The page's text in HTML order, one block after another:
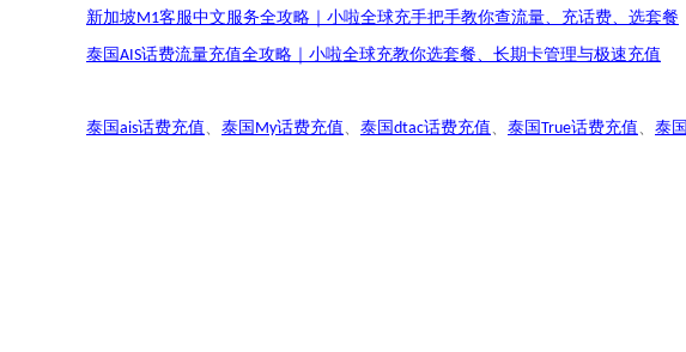
新加坡M1客服中文服务全攻略｜小啦全球充手把手教你查流量、充话费、选套餐
泰国 AIS话费流量充值全攻略｜小啦全球充教你选套餐、长期卡管理与极速充值
泰国 ais话费充值、 泰国 My话费充值、 泰国 dtac话费充值、 泰国 True话费充值、 泰国